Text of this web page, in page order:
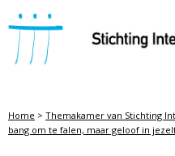
STICHTING INTERMOBIEL
Home > Themakamer van Stichting
bang om te falen, maar geloof in